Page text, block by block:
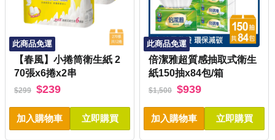
此商品免運
【春風】小捲筒衛生紙 2
70張x6捲x2串
$299 $239
加入購物車 立即購買
此商品免運
倍潔雅超質感抽取式衛生
紙150抽x84包/箱
$1,500 $939
加入購物車 立即購買